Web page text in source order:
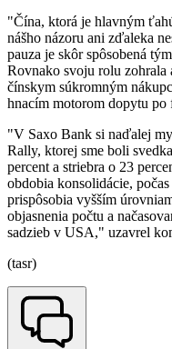
"Čína, ktorá je hlavným
nášho názoru ani zďaleka
pauza je skôr spôsobená
Rovnako svoju rolu zohrala
čínskym súkromným
hnacím motorom dopytu
"V Saxo Bank si naďalej
Rally, ktorej sme boli
percent a striebra o 23
obdobia konsolidácie,
prispôsobia vyšším
objasnenia počtu a
sadzieb v USA," uzavrel
(tasr)